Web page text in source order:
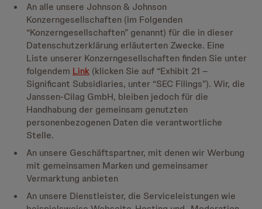
An alle unsere Johnson & Johnson
Konzerngesellschaften (im Folgenden
“Konzerngesellschaften” genannt) für die in dieser
Datenschutzerklärung erläuterten Zwecke. Eine
Liste unserer Konzerngesellschaften finden Sie unter
folgendem Link (klicken Sie auf “Exhibit 21 –
Significant Subsidiaries, unter “SEC Filings”). Wir, die
Janssen-Cilag GmbH, bleiben jedoch für die
Handhabung der gemeinsam genutzten
personenbezogenen Daten die verantwortliche
Stelle.
An unsere Geschäftspartner, mit denen wir Werbung
mit gemeinsamen Marken und gemeinsamer
Vermarktung anbieten
An unsere Dienstleister, die Serviceleistungen wie